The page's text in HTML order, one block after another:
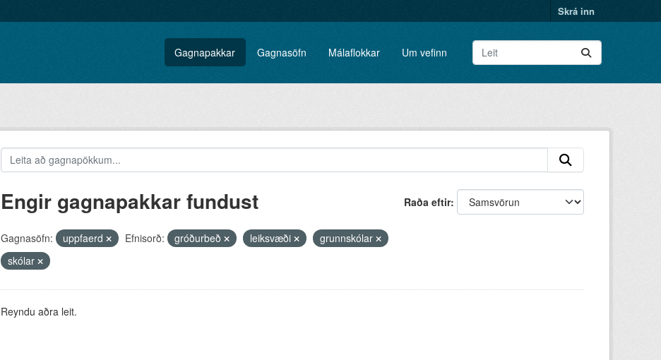
Skrá inn
Gagnapakkar Gagnasöfn Málaflokkar Um vefinn
Raða eftir
Engir gagnapakkar fundust
Gagnasöfn: uppfaerd Efnisorð: gróðurbeð leiksvæði
grunnskólar
skólar
Reyndu aðra leit.